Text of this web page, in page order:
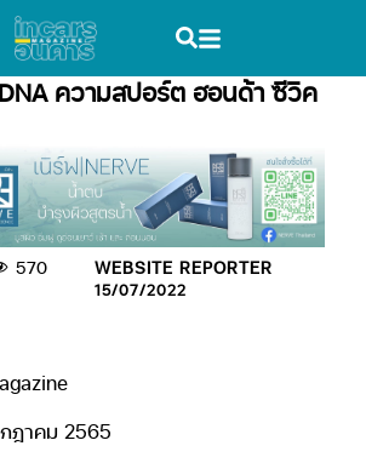
ความสปอร์ต ฮอนด้า ซีวิค
WEBSITE REPORTER
15/07/2022
570
ฎาคม 2565